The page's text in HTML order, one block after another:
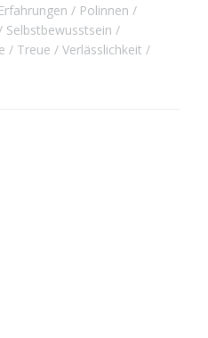
Polinnen
Selbstbewusstsein
Treue
Verlässlichkeit